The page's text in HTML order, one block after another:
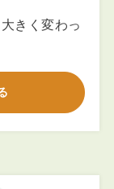
きく変わっ